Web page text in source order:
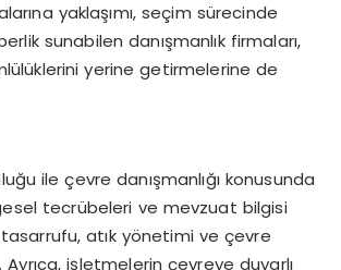
yaklaşımı, seçim sürecinde
sunabilen danışmanlık firmaları,
yerine getirmelerine de
ile çevre danışmanlığı konusunda
tecrübeleri ve mevzuat bilgisi
atık yönetimi ve çevre
işletmelerin çevreye duyarlı